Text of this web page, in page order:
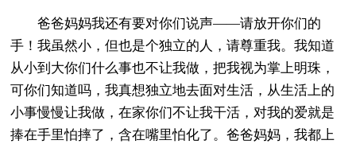
爸爸妈妈我还有要对你们说声——请放开你们的
手！我虽然小，但也是个独立的人，请尊重我。我知道
从小到大你们什么事也不让我做，把我视为掌上明珠，
可你们知道吗，我真想独立地去面对生活，从生活上的
小事慢慢让我做，在家你们不让我干活，对我的爱就是
捧在手里怕摔了，含在嘴里怕化了。爸爸妈妈，我都上